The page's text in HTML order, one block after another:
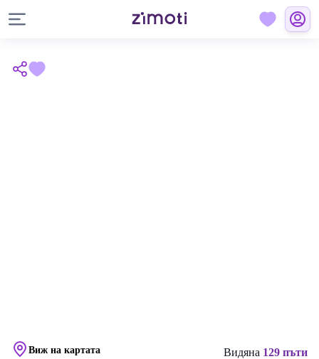
Виж на картата Видяна 129 пъти